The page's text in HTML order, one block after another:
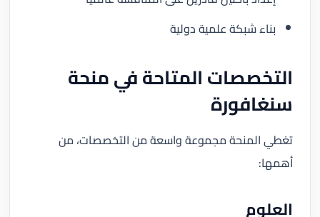
بناء شبكة علمية دولية
التخصصات المتاحة في منحة
سنغافورة
تغطي المنحة مجموعة واسعة من التخصصات، من
أهمها:
العلوم